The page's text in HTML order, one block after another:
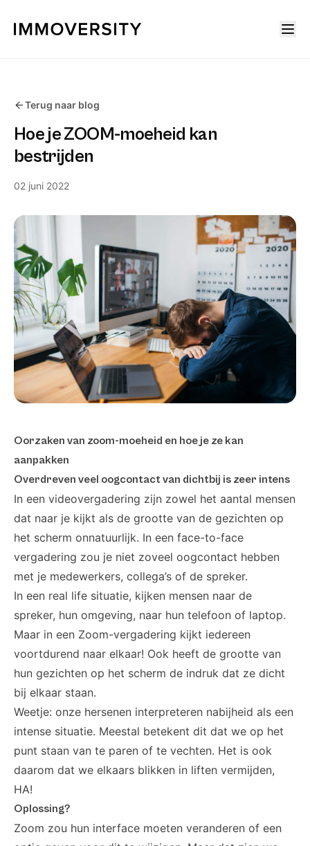
Terug naar blog
Hoe je ZOOM-moeheid kan
bestrijden
02 juni 2022
Oorzaken van zoom-moeheid en hoe je ze kan
aanpakken
Overdreven veel oogcontact van dichtbij is zeer intens
In een videovergadering zijn zowel het aantal mensen
dat naar je kijkt als de grootte van de gezichten op
het scherm onnatuurlijk. In een face-to-face
vergadering zou je niet zoveel oogcontact hebben
met je medewerkers, collega’s of de spreker.
In een real life situatie, kijken mensen naar de
spreker, hun omgeving, naar hun telefoon of laptop.
Maar in een Zoom-vergadering kijkt iedereen
voortdurend naar elkaar! Ook heeft de grootte van
hun gezichten op het scherm de indruk dat ze dicht
bij elkaar staan.
Weetje: onze hersenen interpreteren nabijheid als een
intense situatie. Meestal betekent dit dat we op het
punt staan van te paren of te vechten. Het is ook
daarom dat we elkaars blikken in liften vermijden,
HA!
Oplossing?
Zoom zou hun interface moeten veranderen of een